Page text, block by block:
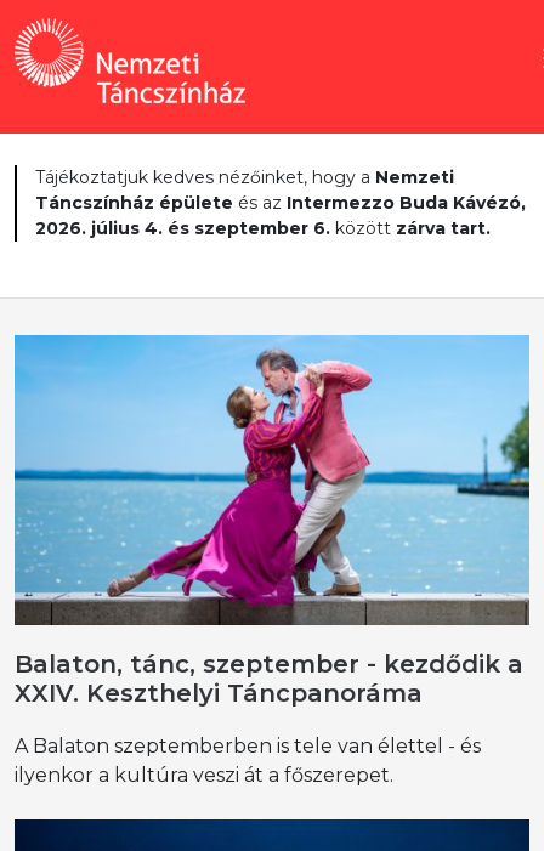
Tájékoztatjuk kedves nézőinket, hogy a Nemzeti
Táncszínház épülete és az Intermezzo Buda Kávézó,
2026. július 4. és szeptember 6. között zárva tart.
Balaton, tánc, szeptember - kezdődik a
XXIV. Keszthelyi Táncpanoráma
A Balaton szeptemberben is tele van élettel - és
ilyenkor a kultúra veszi át a főszerepet.